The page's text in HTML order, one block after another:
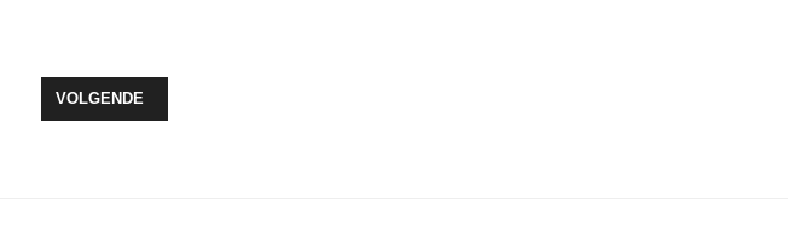
VOLGENDE ARTIKEL: LEEFBAAR ZEEWOLDE BLIJFT VERANTWOORDELIJKHEID NEMEN
VOLGENDE